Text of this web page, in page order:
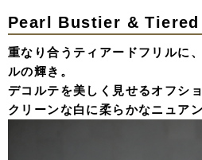
Pearl Bustier &
重なり合うティアードフリルに
ルの輝き。
デコルテを美しく見せるオフシ
クリーンな白に柔らかなニュアン